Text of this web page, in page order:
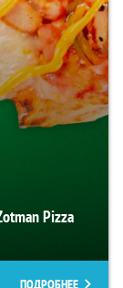
Pizza
ПОДРОБНЕЕ